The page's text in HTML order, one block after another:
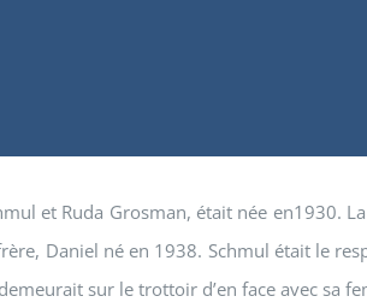
et Ruda Grosman, était née en1930.
Daniel né en 1938. Schmul était le
sur le trottoir d’en face avec sa